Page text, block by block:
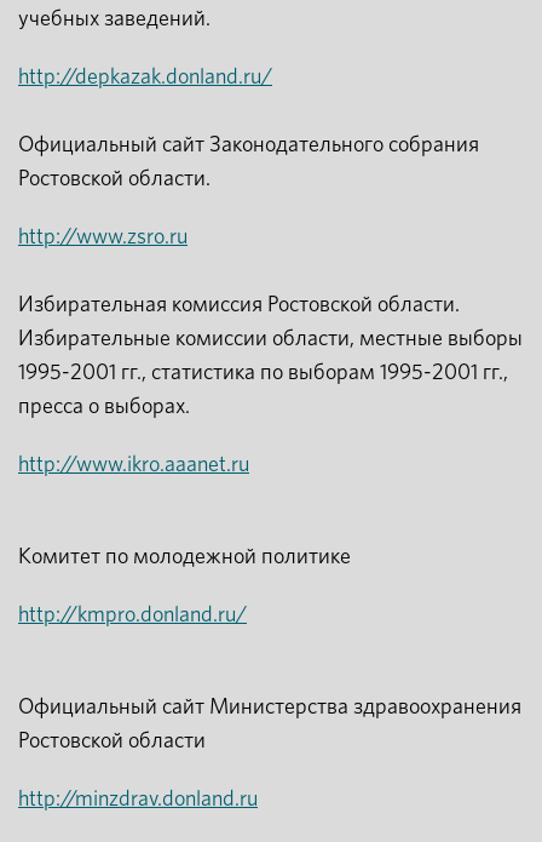
учебных заведений.
http://depkazak.donland.ru/
Официальный сайт Законодательного собрания
Ростовской области.
http://www.zsro.ru
Избирательная комиссия Ростовской области.
Избирательные комиссии области, местные выборы
1995-2001 гг., статистика по выборам 1995-2001 гг.,
пресса о выборах.
http://www.ikro.aaanet.ru
Комитет по молодежной политике
http://kmpro.donland.ru/
Официальный сайт Министерства здравоохранения
Ростовской области
http://minzdrav.donland.ru